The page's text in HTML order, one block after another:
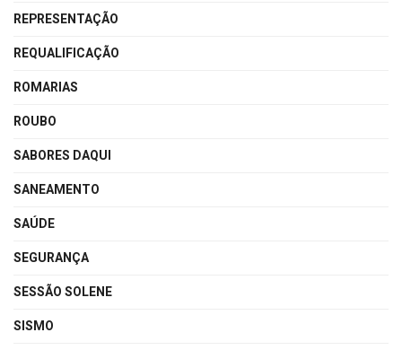
REPRESENTAÇÃO
REQUALIFICAÇÃO
ROMARIAS
ROUBO
SABORES DAQUI
SANEAMENTO
SAÚDE
SEGURANÇA
SESSÃO SOLENE
SISMO